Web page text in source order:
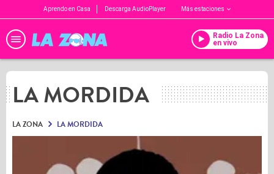
Aprendo en Casa Descarga AudioPlayer Más estaciones
Radio La Zona
en vivo
LA MORDIDA
LA ZONA LA MORDIDA